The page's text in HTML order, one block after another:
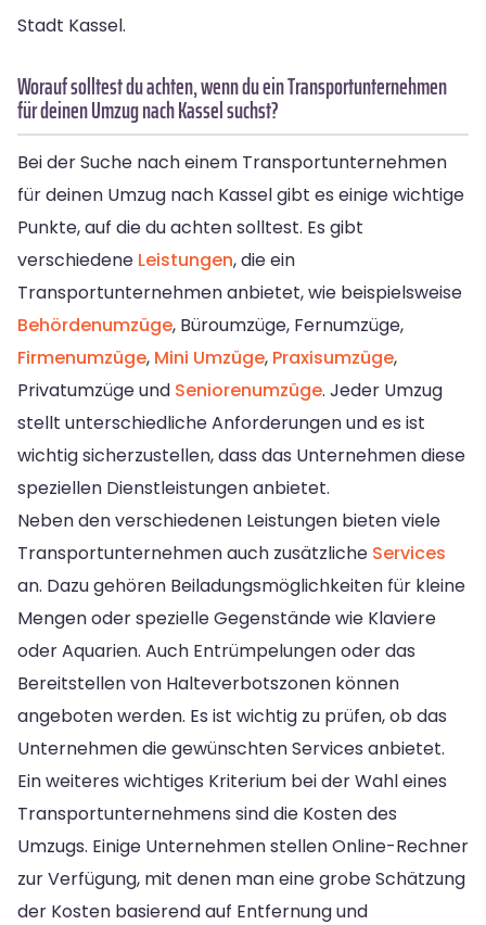
Stadt Kassel.
Worauf solltest du achten, wenn du ein Transportunternehmen
für deinen Umzug nach Kassel suchst?
Bei der Suche nach einem Transportunternehmen
für deinen Umzug nach Kassel gibt es einige wichtige
Punkte, auf die du achten solltest. Es gibt
verschiedene Leistungen, die ein
Transportunternehmen anbietet, wie beispielsweise
Behördenumzüge, Büroumzüge, Fernumzüge,
Firmenumzüge, Mini Umzüge, Praxisumzüge,
Privatumzüge und Seniorenumzüge. Jeder Umzug
stellt unterschiedliche Anforderungen und es ist
wichtig sicherzustellen, dass das Unternehmen diese
speziellen Dienstleistungen anbietet.
Neben den verschiedenen Leistungen bieten viele
Transportunternehmen auch zusätzliche Services
an. Dazu gehören Beiladungsmöglichkeiten für kleine
Mengen oder spezielle Gegenstände wie Klaviere
oder Aquarien. Auch Entrümpelungen oder das
Bereitstellen von Halteverbotszonen können
angeboten werden. Es ist wichtig zu prüfen, ob das
Unternehmen die gewünschten Services anbietet.
Ein weiteres wichtiges Kriterium bei der Wahl eines
Transportunternehmens sind die Kosten des
Umzugs. Einige Unternehmen stellen Online-Rechner
zur Verfügung, mit denen man eine grobe Schätzung
der Kosten basierend auf Entfernung und